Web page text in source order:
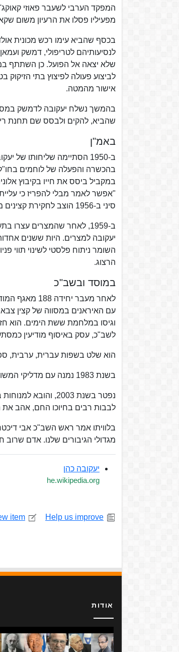
המפקד הערבי לשעבר פאוזי
מפעיליו פסלו את הרעיון משום
בכסף שהביא עימו רכש מכונית
לנסיעותיהם לטריפולי, דמשק
שלא יצאה אל הפועל. כן השתתף
לביצוע פעולה לפיצוץ בתי הזיקוק
אישור מהמטה.
בהמשך נשלח יעקובה לדמשק
שהביא, להקים ולבסס שם תחנת
באמ"ן
בהכשרה והפעלה של לוחמים
במקביל ביסס את חייו בקיבוץ
"אפשר לאמר מבלי להפריז כי
סיני ב-1956 הוצב לחקירת קצינים מצריים שבויים.
ב-1959, לאחר שהמצרים
יעקובה למצרים. היות ששנים
השומר ניתוח פלסטי לשינוי תווי
הרצוג.
במוסד ובשב"כ
לשב"כ, עסק באיסוף מודיעין
הוא שלט בשפות עברית, ערבית,
בשנת 1983 נמנה עם מדליקי המשואות בפתיחת חגיגות יום העצמאות.
נפטר בשנת 2003,
לבבות רבים בחיוכו החם, אהב את
בלוויתו אמר ראש השב"כ אבי
מגדולי הגיבורים שלנו. אדם שרוב
יעקובה כהן
he.wikipedia.org
Help us improve
item
אודות